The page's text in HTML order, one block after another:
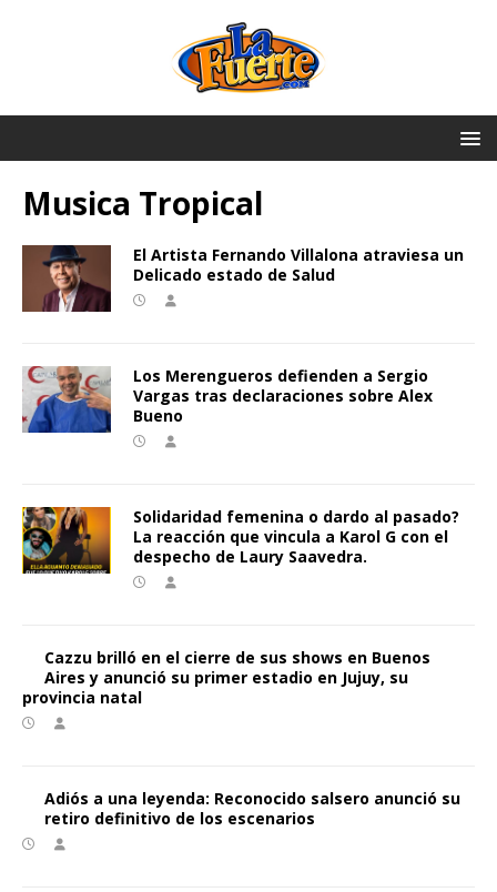
Musica Tropical
El Artista Fernando Villalona atraviesa un
Delicado estado de Salud
Los Merengueros defienden a Sergio
Vargas tras declaraciones sobre Alex
Bueno
Solidaridad femenina o dardo al pasado?
La reacción que vincula a Karol G con el
despecho de Laury Saavedra.
Cazzu brilló en el cierre de sus shows en Buenos
Aires y anunció su primer estadio en Jujuy, su
provincia natal
Adiós a una leyenda: Reconocido salsero anunció su
retiro definitivo de los escenarios